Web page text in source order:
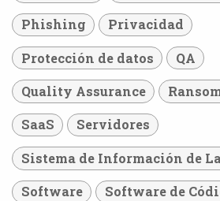
Phishing Privacidad
Protección de datos QA
Quality Assurance
SaaS Servidores
Sistema de Información de
Software Software de